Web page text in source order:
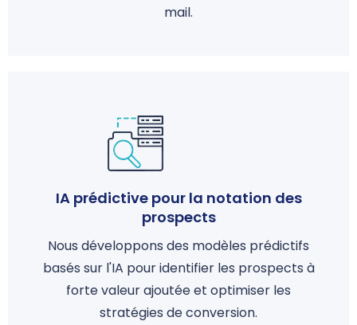
mail.
IA prédictive pour la notation des
prospects
Nous développons des modèles prédictifs
basés sur l'IA pour identifier les prospects à
forte valeur ajoutée et optimiser les
stratégies de conversion.